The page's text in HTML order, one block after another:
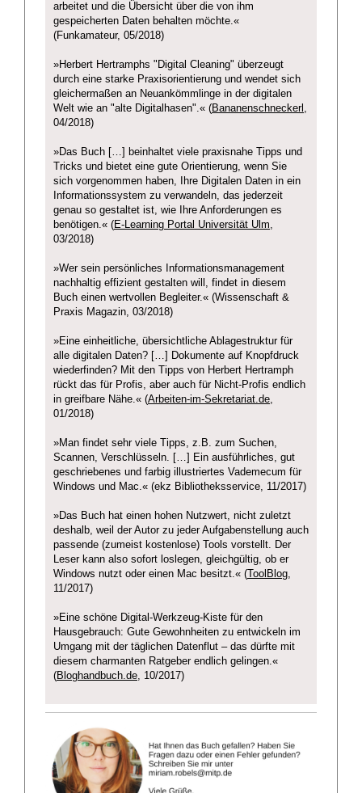
arbeitet und die Übersicht über die von ihm
gespeicherten Daten behalten möchte.«
(Funkamateur, 05/2018)
»Herbert Hertramphs "Digital Cleaning" überzeugt
durch eine starke Praxisorientierung und wendet sich
gleichermaßen an Neuankömmlinge in der digitalen
Welt wie an "alte Digitalhasen".« (Bananenschneckerl ,
04/2018)
»Das Buch […] beinhaltet viele praxisnahe Tipps und
Tricks und bietet eine gute Orientierung, wenn Sie
sich vorgenommen haben, Ihre Digitalen Daten in ein
Informationssystem zu verwandeln, das jederzeit
genau so gestaltet ist, wie Ihre Anforderungen es
benötigen.« (E-Learning Portal Universität Ulm,
03/2018)
»Wer sein persönliches Informationsmanagement
nachhaltig effizient gestalten will, findet in diesem
Buch einen wertvollen Begleiter.« (Wissenschaft &
Praxis Magazin, 03/2018)
»Eine einheitliche, übersichtliche Ablagestruktur für
alle digitalen Daten? […] Dokumente auf Knopfdruck
wiederfinden? Mit den Tipps von Herbert Hertramph
rückt das für Profis, aber auch für Nicht-Profis endlich
in greifbare Nähe.« (Arbeiten-im-Sekretariat.de,
01/2018)
»Man findet sehr viele Tipps, z.B. zum Suchen,
Scannen, Verschlüsseln. […] Ein ausführliches, gut
geschriebenes und farbig illustriertes Vademecum für
Windows und Mac.« (ekz Bibliotheksservice, 11/2017)
»Das Buch hat einen hohen Nutzwert, nicht zuletzt
deshalb, weil der Autor zu jeder Aufgabenstellung auch
passende (zumeist kostenlose) Tools vorstellt. Der
Leser kann also sofort loslegen, gleichgültig, ob er
Windows nutzt oder einen Mac besitzt.« ( ToolBlog,
11/2017)
»Eine schöne Digital-Werkzeug-Kiste für den
Hausgebrauch: Gute Gewohnheiten zu entwickeln im
Umgang mit der täglichen Datenflut – das dürfte mit
diesem charmanten Ratgeber endlich gelingen.«
(Bloghandbuch.de, 10/2017)